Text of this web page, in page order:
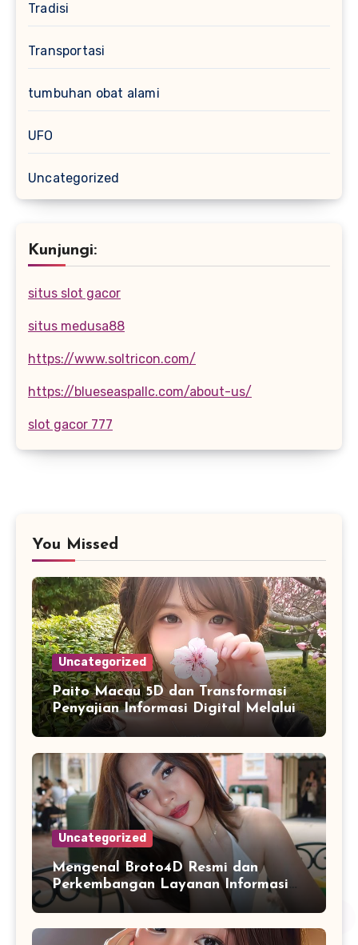
Tradisi
Transportasi
tumbuhan obat alami
UFO
Uncategorized
Kunjungi:
situs slot gacor
situs medusa88
https://www.soltricon.com/
https://blueseaspallc.com/about-us/
slot gacor 777
You Missed
Uncategorized
Paito Macau 5D dan Transformasi
Penyajian Informasi Digital Melalui
Visualisasi Data Modern
Uncategorized
Mengenal Broto4D Resmi dan
Perkembangan Layanan Informasi
Berbasis Teknologi Modern